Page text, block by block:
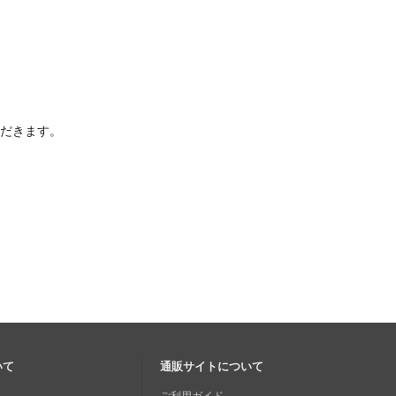
きます。
通販サイトについて